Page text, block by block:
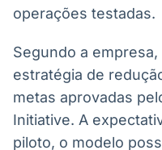
operações testadas.
Segundo a
estratégia de
metas aprovadas
Initiative. A
piloto, o modelo